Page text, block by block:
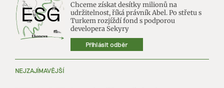
Chceme získat desítky milionů na
udržitelnost, říká právník Abel. Po střetu s
Turkem rozjíždí fond s podporou
developera Sekyry
Přihlásit odběr
NEJZAJÍMAVĚJŠÍ